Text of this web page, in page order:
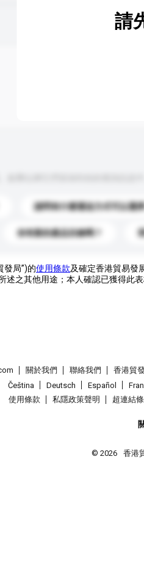
請問有什麼運送方式可以選擇
你有新的產品目錄嗎？
請
發局”)的使用條款及確定香港貿易發
述之其他用途；本人確認已獲得此
關於我們 聯絡我們 香港貿
Čeština
Deutsch Español
使用條款
私隱政策聲明 超連結
© 2026 香港